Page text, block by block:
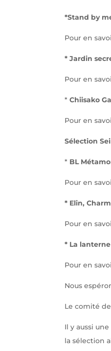
*Stand by
Pour en
* Jardin
Pour en
* Chiisako
Pour en
Sélection
* BL
Pour en
* Elin,
Pour en
* La lanterne
Pour en
Nous
Le comité
Il y aussi
la sélection